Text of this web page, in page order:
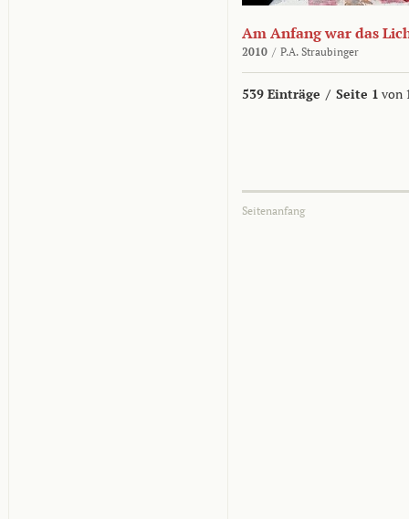
Am Anfang war das
2010 / P.A. Straubinger
539 Einträge / Seite 1 von
Seitenanfang